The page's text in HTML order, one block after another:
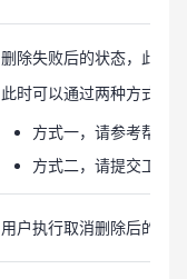
删除失败后的状态，此时
此时可以通过两种方式解
方式一，请参考帮助
方式二，请提交工单
用户执行取消删除后的状